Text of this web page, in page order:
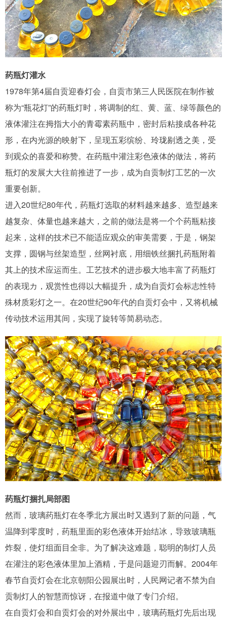
药瓶灯灌水
1978年第4届自贡迎春灯会，自贡市第三人民医院在制作被
称为“瓶花灯”的药瓶灯时，将调制的红、黄、蓝、绿等颜色的
液体灌注在拇指大小的青霉素药瓶中，密封后粘接成各种花
形，在内光源的映射下，呈现五彩缤纷、玲珑剔透之美，受
到观众的喜爱和称赞。在药瓶中灌注彩色液体的做法，将药
瓶灯的发展大大往前推进了一步，成为自贡制灯工艺的一次
重要创新。
进入20世纪80年代，药瓶灯选取的材料越来越多、造型越来
越复杂、体量也越来越大，之前的做法是将一个个药瓶粘接
起来，这样的技术已不能适应观众的审美需要，于是，钢架
支撑，圆钢与丝架造型，丝网衬底，用细铁丝捆扎药瓶附着
其上的技术应运而生。工艺技术的进步极大地丰富了药瓶灯
的表现カ，观赏性也得以大幅提升，成为自贡灯会标志性特
殊材质彩灯之一。在20世纪90年代的自贡灯会中，又将机械
传动技术运用其间，实现了旋转等简易动态。
药瓶灯捆扎局部图
然而，玻璃药瓶灯在冬季北方展出时又遇到了新的问题，气
温降到零度时，药瓶里面的彩色液体开始结冰，导致玻璃瓶
炸裂，使灯组面目全非。为了解决这难题，聪明的制灯人员
在灌注的彩色液体里加上酒精，于是问题迎刃而解。2004年
春节自贡灯会在北京朝阳公园展出时，人民网记者不禁为自
贡制灯人的智慧而惊讶，在报道中做了专门介绍。
在自贡灯会和自贡灯会的对外展出中，玻璃药瓶灯先后出现